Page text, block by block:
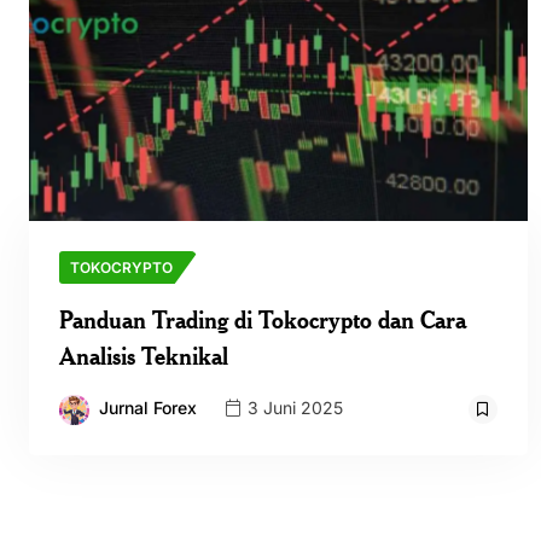
TOKOCRYPTO
Panduan Trading di Tokocrypto dan Cara
Analisis Teknikal
Jurnal Forex 3 Juni 2025